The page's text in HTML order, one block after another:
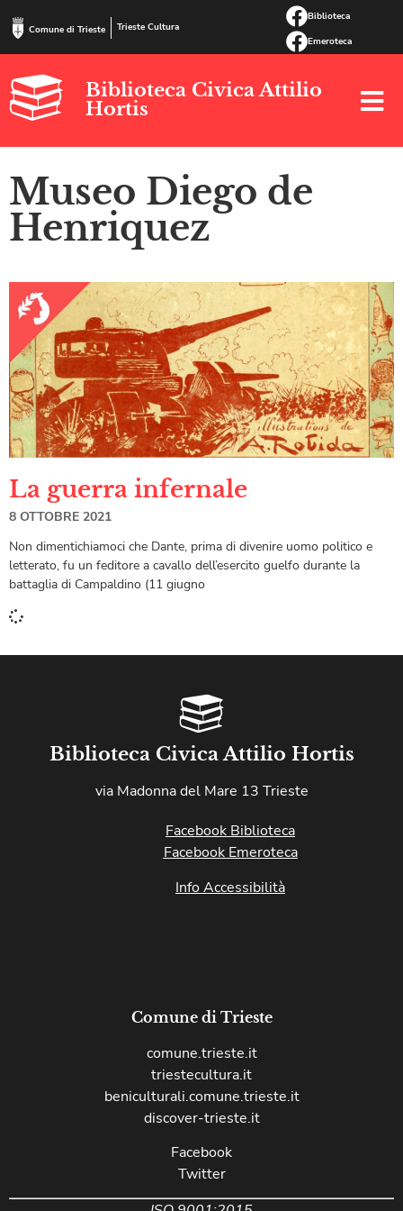
Comune di Trieste Trieste Cultura
Biblioteca
Emeroteca
Biblioteca Civica Attilio
Hortis
Museo Diego de
Henriquez
La guerra infernale
8 OTTOBRE 2021
Non dimentichiamoci che Dante, prima di divenire uomo politico e
letterato, fu un feditore a cavallo dell’esercito guelfo durante la
battaglia di Campaldino (11 giugno
Biblioteca Civica Attilio Hortis
via Madonna del Mare 13 Trieste
Facebook Biblioteca
Facebook Emeroteca
Info Accessibilità
Comune di Trieste
comune.trieste.it
triestecultura.it
beniculturali.comune.trieste.it
discover-trieste.it
Facebook
Twitter